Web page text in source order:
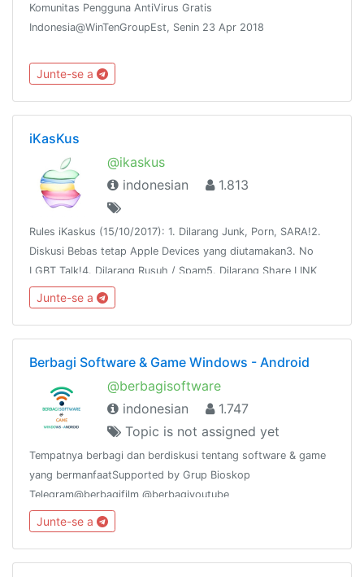
Komunitas Pengguna AntiVirus Gratis
Indonesia@WinTenGroupEst, Senin 23 Apr 2018
Junte-se a
iKasKus
@ikaskus
indonesian
1.813
Rules iKaskus (15/10/2017): 1. Dilarang Junk, Porn, SARA!2.
Diskusi Bebas tetap Apple Devices yang diutamakan3. No
LGBT Talk!4. Dilarang Rusuh / Spam5. Dilarang Share LINK
Clickbait / Phishing6. Ditegur NO BAPER7. Jual Beli
SabtuMinggu + Hari Libur
Junte-se a
Berbagi Software & Game Windows - Android
@berbagisoftware
indonesian
1.747
Topic is not assigned yet
Tempatnya berbagi dan berdiskusi tentang software & game
yang bermanfaatSupported by Grup Bioskop
Telegram@berbagifilm @berbagiyoutube
Junte-se a